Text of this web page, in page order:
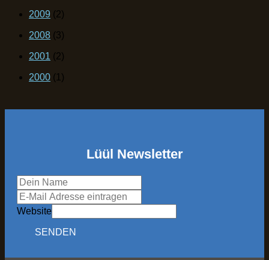
2009 (2)
2008 (3)
2001 (2)
2000 (1)
Lüül Newsletter
Website
SENDEN